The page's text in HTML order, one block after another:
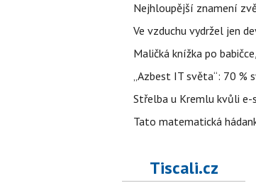
Nejhloupější znamení
Ve vzduchu vydržel jen
Maličká knížka po
„Azbest IT světa“: 70 %
Střelba u Kremlu kvůli e-
Tato matematická
Tiscali.cz